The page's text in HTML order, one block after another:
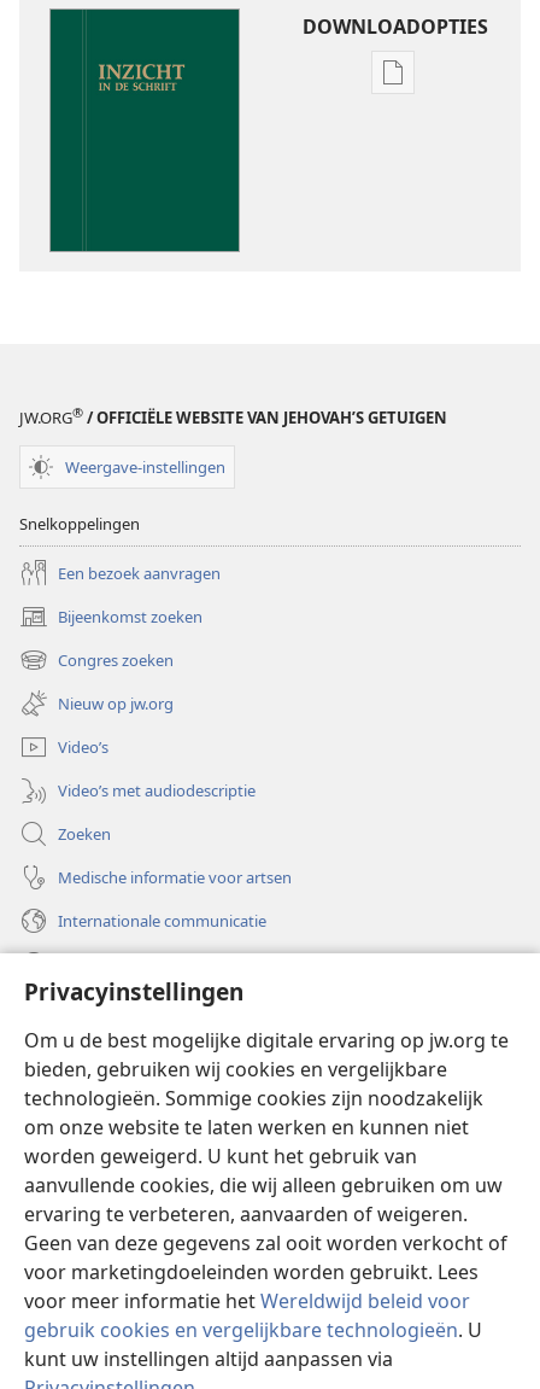
Privacyinstellingen
Om u de best mogelijke digitale ervaring op jw.org te
bieden, gebruiken wij cookies en vergelijkbare
technologieën. Sommige cookies zijn noodzakelijk
om onze website te laten werken en kunnen niet
worden geweigerd. U kunt het gebruik van
aanvullende cookies, die wij alleen gebruiken om uw
ervaring te verbeteren, aanvaarden of weigeren.
Geen van deze gegevens zal ooit worden verkocht of
voor marketingdoeleinden worden gebruikt. Lees
voor meer informatie hetWereldwijd beleid voor
gebruik cookies en vergelijkbare technologieën. U
kunt uw instellingen altijd aanpassen via
DOWNLOADOPTIES
JW.ORG® / OFFICIËLE WEBSITE VAN JEHOVAH’S GETUIGEN
Weergave-instellingen
Snelkoppelingen
Een bezoek aanvragen
Bijeenkomst zoeken
(opent
nieuw
venster)
Congres zoeken
(opent
nieuw
venster)
Nieuw op jw.org
Video’s
Video’s met audiodescriptie
Zoeken
Medische informatie voor artsen
Internationale communicatie
(opent
nieuw
venster)Watchtower ONLINE LIBRARY™
(opent
nieuw
venster)JW Hub ®
(opent
nieuw
venster)
®
Watchtower Library
Copyright © 2026 Watch Tower Bible and Tract Society of Pennsylvania.